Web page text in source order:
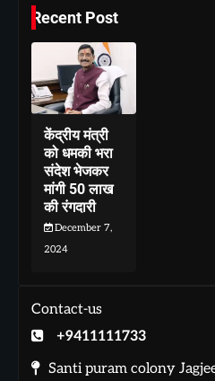
Recent Post
केंद्रीय मंत्री
को धमकी भरा
संदेश भेजकर
मांगी 50 लाख
की रंगदारी
December 7,
2024
Contact-us
+9411111733
Santi puram colony